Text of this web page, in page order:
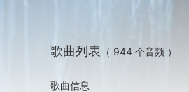
歌曲列表 （ 944 个音频 ）
歌曲信息